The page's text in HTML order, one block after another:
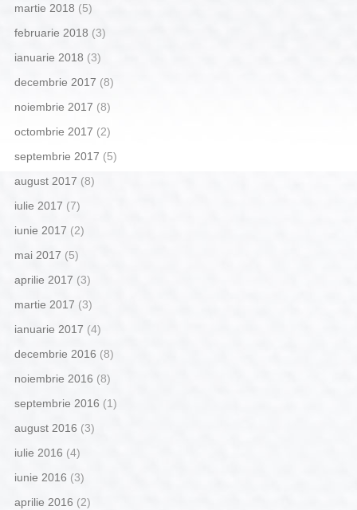
martie 2018 (5)
februarie 2018 (3)
ianuarie 2018 (3)
decembrie 2017 (8)
noiembrie 2017 (8)
octombrie 2017 (2)
septembrie 2017 (5)
august 2017 (8)
iulie 2017 (7)
iunie 2017 (2)
mai 2017 (5)
aprilie 2017 (3)
martie 2017 (3)
ianuarie 2017 (4)
decembrie 2016 (8)
noiembrie 2016 (8)
septembrie 2016 (1)
august 2016 (3)
iulie 2016 (4)
iunie 2016 (3)
aprilie 2016 (2)